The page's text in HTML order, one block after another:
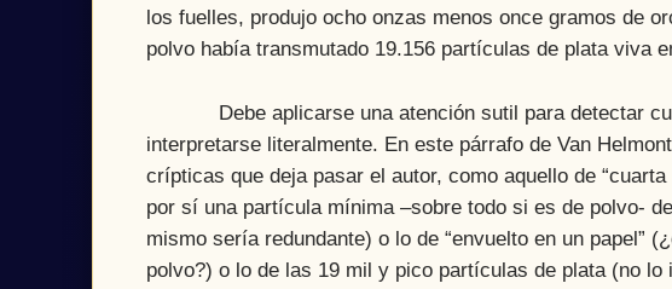
los fuelles, produjo ocho onzas menos once gramos de
polvo había transmutado 19.156 partículas de plata viva
Debe aplicarse una atención sutil para detectar
interpretarse literalmente. En este párrafo de Van
crípticas que deja pasar el autor, como aquello de
por sí una partícula mínima –sobre todo si es de polvo-
mismo sería redundante) o lo de “envuelto en un papel”
polvo?) o lo de las 19 mil y pico partículas de plata (no